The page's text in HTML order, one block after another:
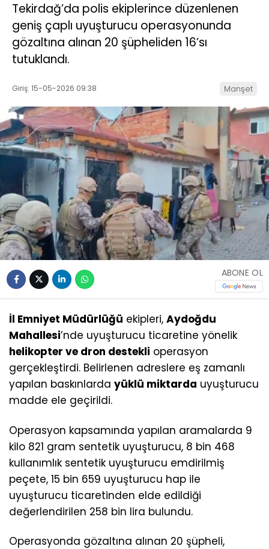
Tekirdağ’da polis ekiplerince düzenlenen
geniş çaplı uyuşturucu operasyonunda
gözaltına alınan 20 şüpheliden 16’sı
tutuklandı.
Giriş: 15-05-2026 09:38 Manşet
ABONE OL
İl Emniyet Müdürlüğü ekipleri, Aydoğdu
Mahallesi’nde uyuşturucu ticaretine yönelik
helikopter ve dron destekli operasyon
gerçekleştirdi. Belirlenen adreslere eş zamanlı
yapılan baskınlarda yüklü miktarda uyuşturucu
madde ele geçirildi.
Operasyon kapsamında yapılan aramalarda 9
kilo 821 gram sentetik uyuşturucu, 8 bin 468
kullanımlık sentetik uyuşturucu emdirilmiş
peçete, 15 bin 659 uyuşturucu hap ile
uyuşturucu ticaretinden elde edildiği
değerlendirilen 258 bin lira bulundu.
Operasyonda gözaltına alınan 20 şüpheli,